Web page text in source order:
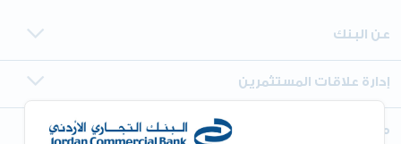
عن البنك
إدارة علاقات المستثمرين
معلومات أخرى